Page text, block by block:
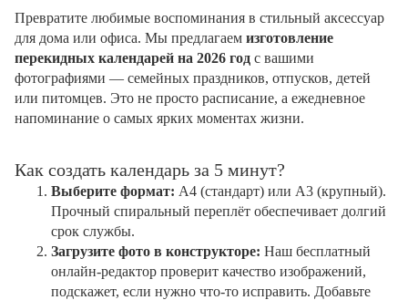
Превратите любимые воспоминания в стильный аксессуар
для дома или офиса. Мы предлагаем изготовление
перекидных календарей на 2026 год с вашими
фотографиями — семейных праздников, отпусков, детей
или питомцев. Это не просто расписание, а ежедневное
напоминание о самых ярких моментах жизни.
Как создать календарь за 5 минут?
Выберите формат: А4 (стандарт) или А3 (крупный).
Прочный спиральный переплёт обеспечивает долгий
срок службы.
Загрузите фото в конструкторе: Наш бесплатный
онлайн-редактор проверит качество изображений,
подскажет, если нужно что-то исправить. Добавьте